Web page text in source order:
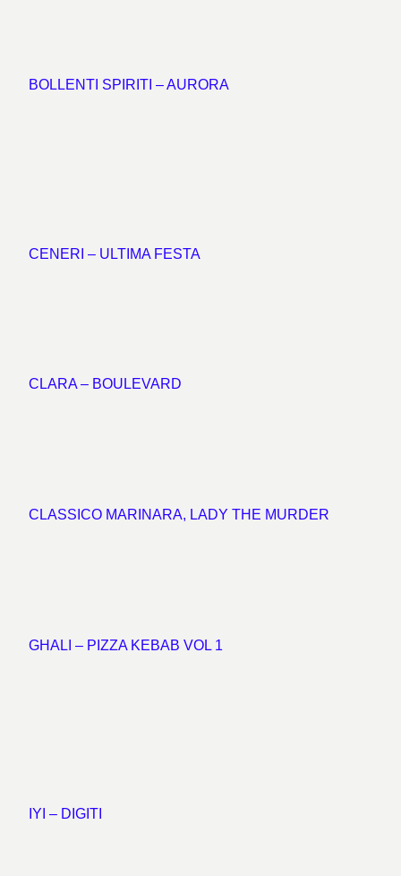
BOLLENTI SPIRITI – AURORA
CENERI – ULTIMA FESTA
CLARA – BOULEVARD
CLASSICO MARINARA, LADY THE MURDER
GHALI – PIZZA KEBAB VOL 1
IYI – DIGITI